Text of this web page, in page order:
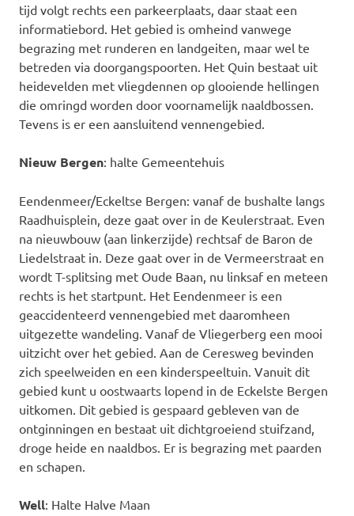
tijd volgt rechts een parkeerplaats, daar staat een
informatiebord. Het gebied is omheind vanwege
begrazing met runderen en landgeiten, maar wel te
betreden via doorgangspoorten. Het Quin bestaat uit
heidevelden met vliegdennen op glooiende hellingen
die omringd worden door voornamelijk naaldbossen.
Tevens is er een aansluitend vennengebied.
Nieuw Bergen: halte Gemeentehuis
Eendenmeer/Eckeltse Bergen: vanaf de bushalte langs
Raadhuisplein, deze gaat over in de Keulerstraat. Even
na nieuwbouw (aan linkerzijde) rechtsaf de Baron de
Liedelstraat in. Deze gaat over in de Vermeerstraat en
wordt T-splitsing met Oude Baan, nu linksaf en meteen
rechts is het startpunt. Het Eendenmeer is een
geaccidenteerd vennengebied met daaromheen
uitgezette wandeling. Vanaf de Vliegerberg een mooi
uitzicht over het gebied. Aan de Ceresweg bevinden
zich speelweiden en een kinderspeeltuin. Vanuit dit
gebied kunt u oostwaarts lopend in de Eckelste Bergen
uitkomen. Dit gebied is gespaard gebleven van de
ontginningen en bestaat uit dichtgroeiend stuifzand,
droge heide en naaldbos. Er is begrazing met paarden
en schapen.
Well: Halte Halve Maan